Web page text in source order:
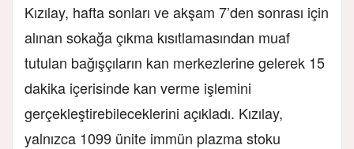
Kızılay, hafta sonları ve akşam 7’den sonrası için
alınan sokağa çıkma kısıtlamasından muaf
tutulan bağışçıların kan merkezlerine gelerek 15
dakika içerisinde kan verme işlemini
gerçekleştirebileceklerini açıkladı. Kızılay,
yalnızca 1099 ünite immün plazma stoku